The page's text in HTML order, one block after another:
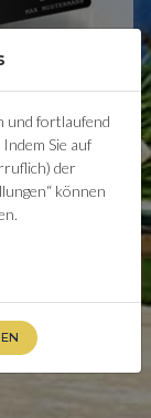
und fortlaufend
Sie auf
der
können